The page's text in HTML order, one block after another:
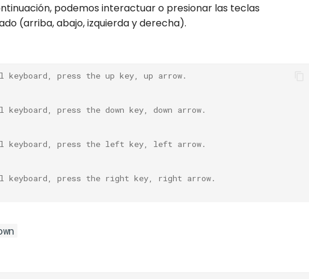
podemos interactuar o presionar las teclas
(arriba, abajo, izquierda y derecha).
keyboard, press the up key, up arrow.
press the down key, down arrow.
keyboard, press the left key, left arrow.
keyboard, press the right key, right arrow.